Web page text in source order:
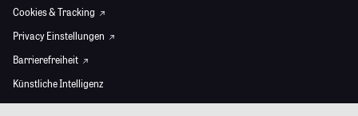
Cookies & Tracking
Privacy Einstellungen
Barrierefreiheit
Künstliche Intelligenz